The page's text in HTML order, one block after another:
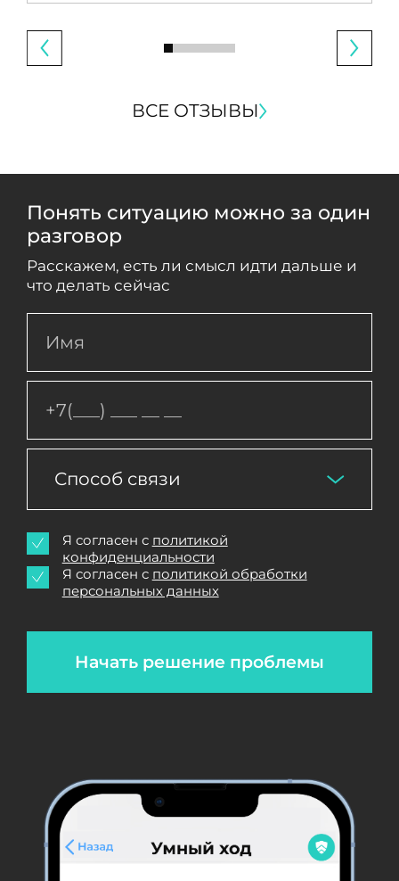
ВСЕ ОТЗЫВЫ
Понять ситуацию можно за один
разговор
Расскажем, есть ли смысл идти дальше и
что делать сейчас
Способ связи
Начать решение проблемы
Я согласен с политикой
конфиденциальности
Я согласен с политикой обработки
персональных данных